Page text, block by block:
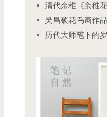
清代余稚《余稚
吴昌硕花鸟画作
历代大师笔下的